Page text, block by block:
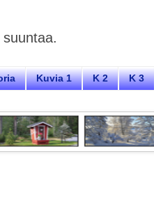
Kuvia 1 K 2 K 3